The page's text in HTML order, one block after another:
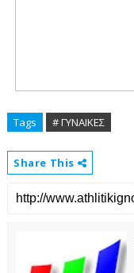
Tags # ΓΥΝΑΙΚΕΣ
Share This